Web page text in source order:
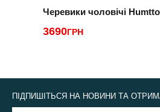
Черевики чоловічі
3690ГРН
ПІДПИШІТЬСЯ НА НОВИНИ ТА